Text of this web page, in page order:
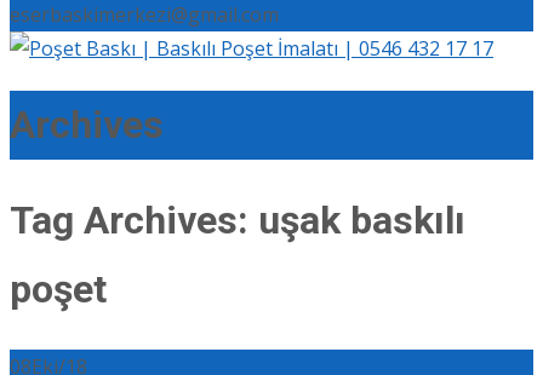
eserbaskimerkezi@gmail.com
Archives
Tag Archives: uşak baskılı
poşet
08Eki/18